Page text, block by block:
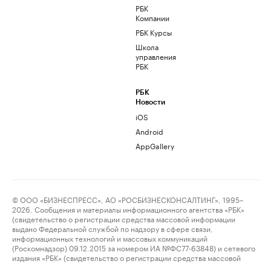
РБК
Компании
РБК Курсы
Школа
управления
РБК
РБК
Новости
iOS
Android
AppGallery
© ООО «БИЗНЕСПРЕСС», АО «РОСБИЗНЕСКОНСАЛТИНГ», 1995–
2026. Сообщения и материалы информационного агентства «РБК»
(свидетельство о регистрации средства массовой информации
выдано Федеральной службой по надзору в сфере связи,
информационных технологий и массовых коммуникаций
(Роскомнадзор) 09.12.2015 за номером ИА №ФС77-63848) и сетевого
издания «РБК» (свидетельство о регистрации средства массовой